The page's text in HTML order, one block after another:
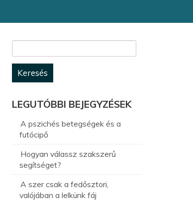
Keresés:
LEGUTÓBBI BEJEGYZÉSEK
A pszichés betegségek és a
futócipő
Hogyan válassz szakszerű
segítséget?
A szer csak a fedősztori,
valójában a lelkünk fáj